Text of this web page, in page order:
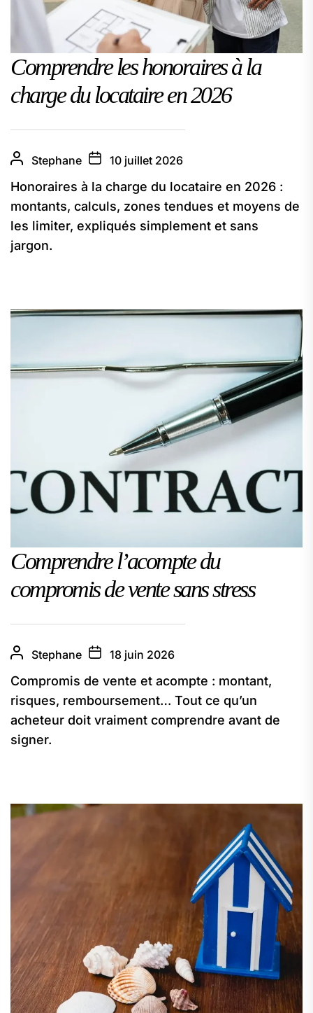
Comprendre les honoraires à la
charge du locataire en 2026
Stephane 10 juillet 2026
Honoraires à la charge du locataire en 2026 :
montants, calculs, zones tendues et moyens de
les limiter, expliqués simplement et sans
jargon.
Comprendre l’acompte du
compromis de vente sans stress
Stephane 18 juin 2026
Compromis de vente et acompte : montant,
risques, remboursement… Tout ce qu’un
acheteur doit vraiment comprendre avant de
signer.